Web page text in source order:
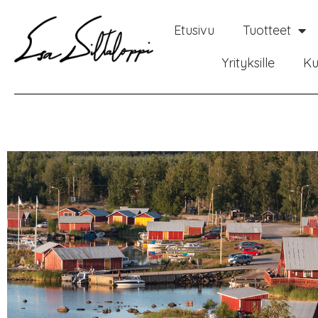
Etusivu
Tuotteet
Yrityksille